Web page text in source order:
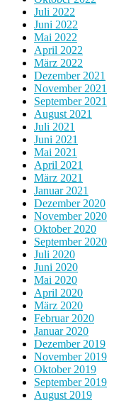
Juli 2022
Juni 2022
Mai 2022
April 2022
März 2022
Dezember 2021
November 2021
September 2021
August 2021
Juli 2021
Juni 2021
Mai 2021
April 2021
März 2021
Januar 2021
Dezember 2020
November 2020
Oktober 2020
September 2020
Juli 2020
Juni 2020
Mai 2020
April 2020
März 2020
Februar 2020
Januar 2020
Dezember 2019
November 2019
Oktober 2019
September 2019
August 2019